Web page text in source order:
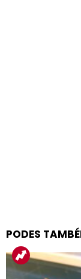
PODES